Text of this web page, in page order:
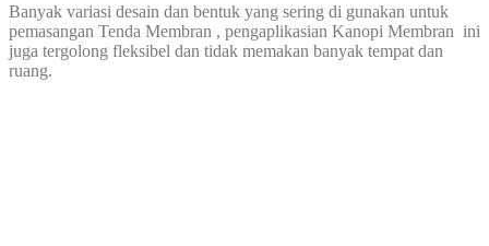
Banyak variasi desain dan bentuk yang sering di gunakan untuk
pemasangan Tenda Membran , pengaplikasian Kanopi Membran ini
juga tergolong fleksibel dan tidak memakan banyak tempat dan
ruang.